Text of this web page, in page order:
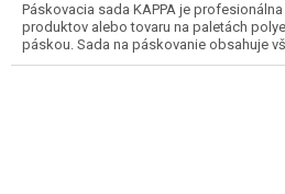
Páskovacia sada KAPPA je
produktov alebo tovaru na paletách
páskou. Sada na páskovanie obsahuje